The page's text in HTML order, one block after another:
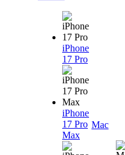
iPhone
17 Pro
iPhone
17 Pro
Max
Mac